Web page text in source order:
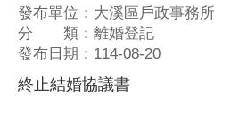
發布單位：大溪區戶政事務所
分 類：離婚登記
發布日期：114-08-20
終止結婚協議書